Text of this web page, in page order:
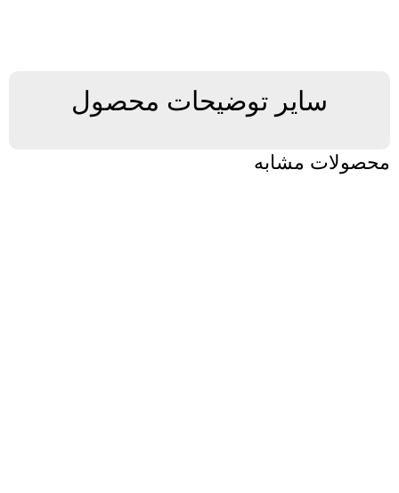
سایر توضیحات محصول
محصولات مشابه